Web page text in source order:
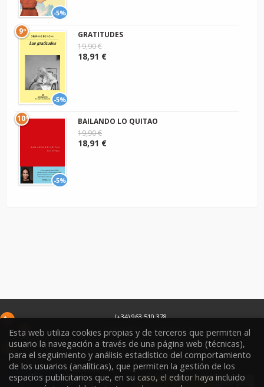
-5%
-5%
9º
GRATITUDES
19,90 €
18,91 €
-5%
10º
BAILANDO LO QUITAO
19,90 €
18,91 €
(+34) 963 510 378
infoweb@libreriasoriano.com
C/ Xàtiva 15
46002 Valencia España
Esta web utiliza cookies propias y de terceros que permiten al
usuario la navegación a través de una página web (técnicas),
para el seguimiento y análisis estadístico del comportamiento
de los usuarios (analíticas), que permiten la gestión de los
espacios publicitarios que, en su caso, el editor haya incluido